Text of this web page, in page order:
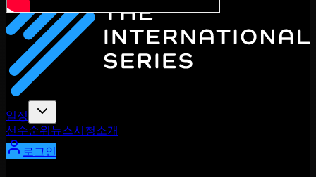
일정
선수순위 뉴스시청소개
로그인